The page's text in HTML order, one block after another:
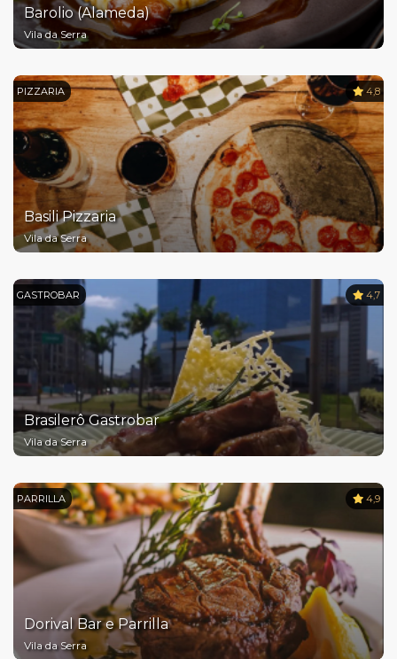
Barolio (Alameda)
Vila da Serra
PIZZARIA 4,8
Basili Pizzaria
Vila da Serra
GASTROBAR 4,7
Brasilerô Gastrobar
Vila da Serra
PARRILLA 4,9
Dorival Bar e Parrilla
Vila da Serra